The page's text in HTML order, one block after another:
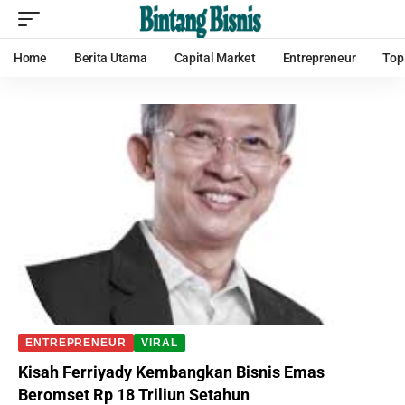
Home Berita Utama Capital Market Entrepreneur
ENTREPRENEUR VIRAL
Kisah Ferriyady Kembangkan Bisnis Emas
Beromset Rp 18 Triliun Setahun